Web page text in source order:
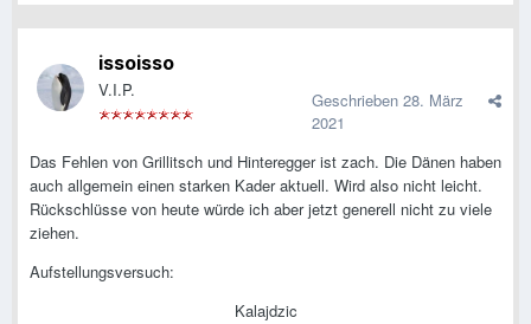
issoisso
V.I.P. Geschrieben 28. März
2021
Das Fehlen von Grillitsch und Hinteregger ist zach. Die Dänen haben
auch allgemein einen starken Kader aktuell. Wird also nicht leicht.
Rückschlüsse von heute würde ich aber jetzt generell nicht zu viele
ziehen.
Aufstellungsversuch:
Kalajdzic